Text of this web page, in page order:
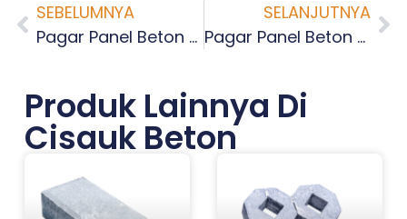
SEBELUMNYA
Pagar Panel Beton Terdekat Jurangmangu Barat Tangerang Selatan
SELANJUTNYA
Pagar Panel Beton Terdekat Pondok Kacang Barat Tangerang Selatan
Produk Lainnya Di
Cisauk Beton